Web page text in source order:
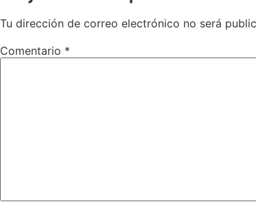
Tu dirección de correo electrónico no será
Comentario *